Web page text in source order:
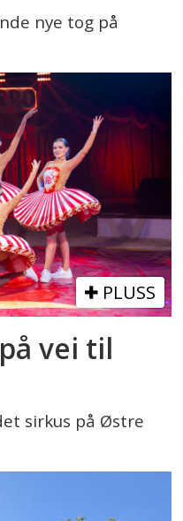
nye tog på
PLUSS
vei til
sirkus på Østre